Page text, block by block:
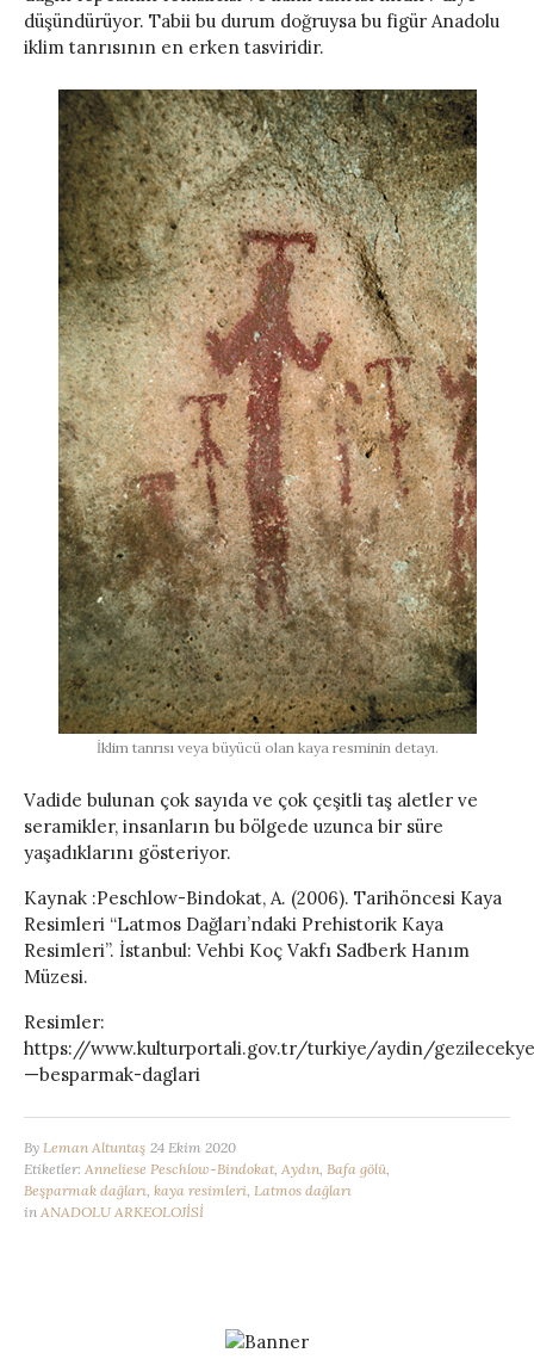
düşündürüyor. Tabii bu durum doğruysa bu figür Anadolu
iklim tanrısının en erken tasviridir.
İklim tanrısı veya büyücü olan kaya resminin detayı.
Vadide bulunan çok sayıda ve çok çeşitli taş aletler ve
seramikler, insanların bu bölgede uzunca bir süre
yaşadıklarını gösteriyor.
Kaynak :Peschlow-Bindokat, A. (2006). Tarihöncesi Kaya
Resimleri “Latmos Dağları’ndaki Prehistorik Kaya
Resimleri”. İstanbul: Vehbi Koç Vakfı Sadberk Hanım
Müzesi.
Resimler:
https://www.kulturportali.gov.tr/turkiye/aydin/
—besparmak-daglari
By Leman Altuntaş 24 Ekim 2020
Etiketler: Anneliese Peschlow-Bindokat Aydın Bafa gölü
Beşparmak dağları kaya resimleri Latmos dağları
in ANADOLU ARKEOLOJİSİ